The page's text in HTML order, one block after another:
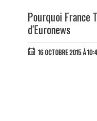
Pourquoi France
d'Euronews
16 OCTOBRE 2015 À